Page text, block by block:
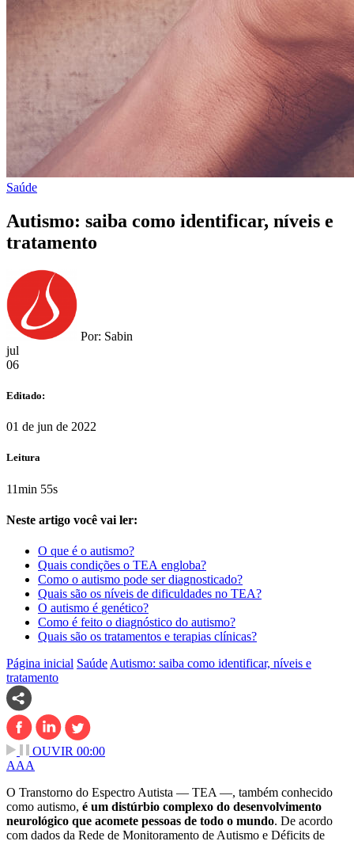
Saúde
Autismo: saiba como identificar, níveis e
tratamento
Por: Sabin
jul
06
Editado:
01 de jun de 2022
Leitura
11min 55s
Neste artigo você vai ler:
O que é o autismo?
Quais condições o TEA engloba?
Como o autismo pode serdiagnosticado?
Quais são os níveis de dificuldades no TEA?
O autismo é genético?
Como é feito o diagnóstico do autismo?
Quais são os tratamentos e terapias clínicas?
Página inicial Saúde Autismo: saiba como identificar, níveis e
tratamento
OUVIR 00:00
AAA
O Transtorno do Espectro Autista — TEA —, também conhecido
como autismo, é um distúrbio complexo do desenvolvimento
neurológico que acomete pessoas de todo o mundo. De acordo
com dados da Rede de Monitoramento de Autismo e Déficits de